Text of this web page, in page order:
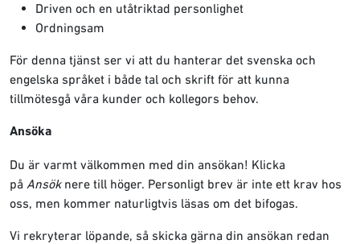
Driven och en utåtriktad personlighet
Ordningsam
För denna tjänst ser vi att du hanterar det svenska och
engelska språket i både tal och skrift för att kunna
tillmötesgå våra kunder och kollegors behov.
Ansöka
Du är varmt välkommen med din ansökan! Klicka
på Ansöknere till höger. Personligt brev är inte ett krav hos
oss, men kommer naturligtvis läsas om det bifogas.
Vi rekryterar löpande, så skicka gärna din ansökan redan